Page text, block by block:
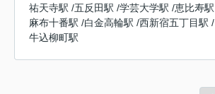
祐天寺駅 /五反田駅 /学芸大学駅 /恵比寿駅
麻布十番駅 /白金高輪駅 /西新宿五丁目駅 /
牛込柳町駅